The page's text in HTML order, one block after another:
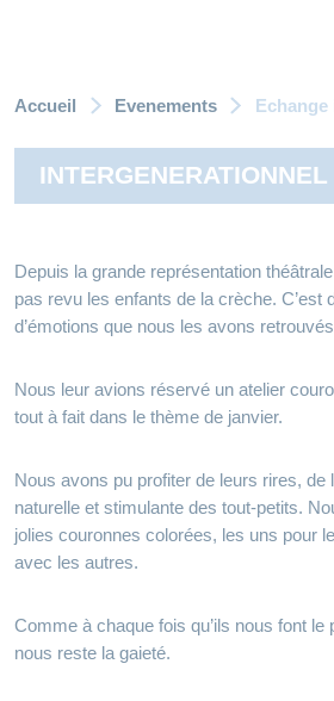
Accueil Evenements
INTERGENERATIONNEL
Depuis la grande représentation
pas revu les enfants de la crèche. C’est
d’émotions que nous les avons
Nous leur avions réservé un atelier
tout à fait dans le thème de janvier.
Nous avons pu profiter de leurs rires, de
naturelle et stimulante des tout-petits.
jolies couronnes colorées, les uns pour
avec les autres.
Comme à chaque fois qu’ils nous font le
nous reste la gaieté.